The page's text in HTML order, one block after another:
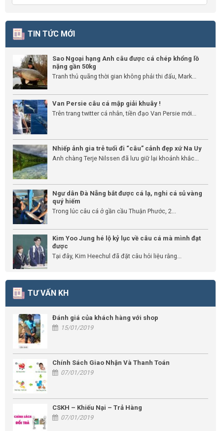
TIN TỨC MỚI
Sao Ngoại hạng Anh câu được cá chép khổng lồ
nặng gần 50kg
Tranh thủ quãng thời gian không phải thi đấu, Mark...
Van Persie câu cá mập giải khuây !
Trên trang twitter cá nhân, tiền đạo Van Persie mới...
Nhiếp ảnh gia trẻ tuổi đi “câu” cảnh đẹp xứ Na Uy
Anh chàng Terje Nilssen đã lưu giữ lại khoảnh khắc...
Ngư dân Đà Nẵng bắt được cá lạ, nghi cá sủ vàng
quý hiếm
Trong lúc câu cá ở gần cầu Thuận Phước, 2...
Kim Yoo Jung hé lộ kỷ lục về câu cá mà mình đạt
được
Tại đây, Kim Heechul đã đặt câu hỏi liệu rằng...
TƯ VẤN KH
Đánh giá của khách hàng với shop
15/01/2019
Chính Sách Giao Nhận Và Thanh Toán
07/01/2019
CSKH – Khiếu Nại – Trả Hàng
07/01/2019